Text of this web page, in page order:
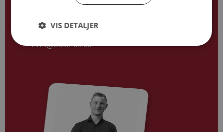
hwh@base-as.dk
VIS DETALJER